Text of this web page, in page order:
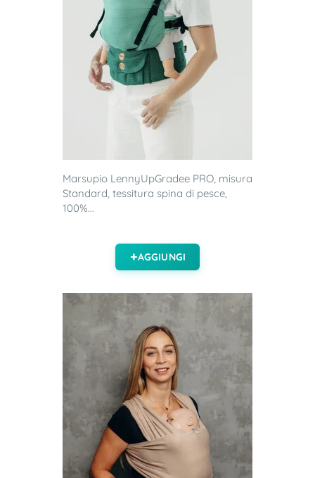
Marsupio LennyUpGradee PRO, misura
Standard, tessitura spina di pesce,
100%...
AGGIUNGI